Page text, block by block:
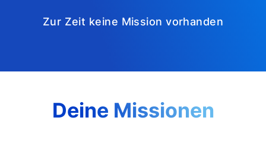
Zur Zeit keine Mission vorhanden
Deine Missionen